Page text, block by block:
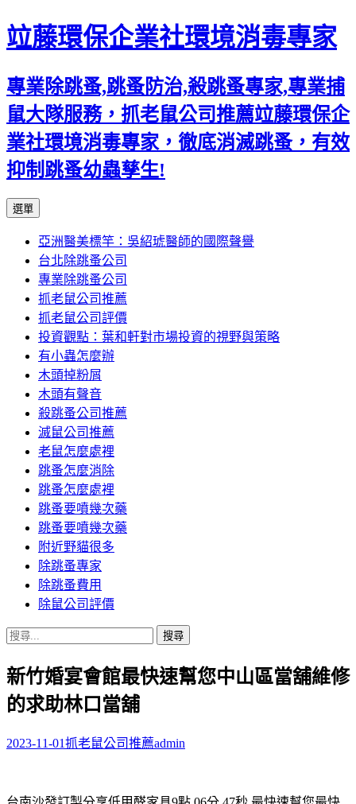
竝藤環保企業社環境消毒專家
專業除跳蚤,跳蚤防治,殺跳蚤專家,專業捕
鼠大隊服務，抓老鼠公司推薦竝藤環保企
業社環境消毒專家，徹底消滅跳蚤，有效
抑制跳蚤幼蟲孳生!
選單
內
容
區
亞洲醫美標竿：吳紹琥醫師的國際聲譽
台北除跳蚤公司
專業除跳蚤公司
抓老鼠公司推薦
抓老鼠公司評價
投資觀點：葉和軒對市場投資的視野與策略
有小蟲怎麼辦
木頭掉粉屑
木頭有聲音
殺跳蚤公司推薦
滅鼠公司推薦
老鼠怎麼處裡
跳蚤怎麼消除
跳蚤怎麼處裡
跳蚤要噴幾次藥
跳蚤要噴幾次藥
附近野貓很多
除跳蚤專家
除跳蚤費用
除鼠公司評價
搜
關
鍵
字:
新竹婚宴會館最快速幫您中山區當舖維修
的求助林口當舖
2023-11-01抓老鼠公司推薦admin